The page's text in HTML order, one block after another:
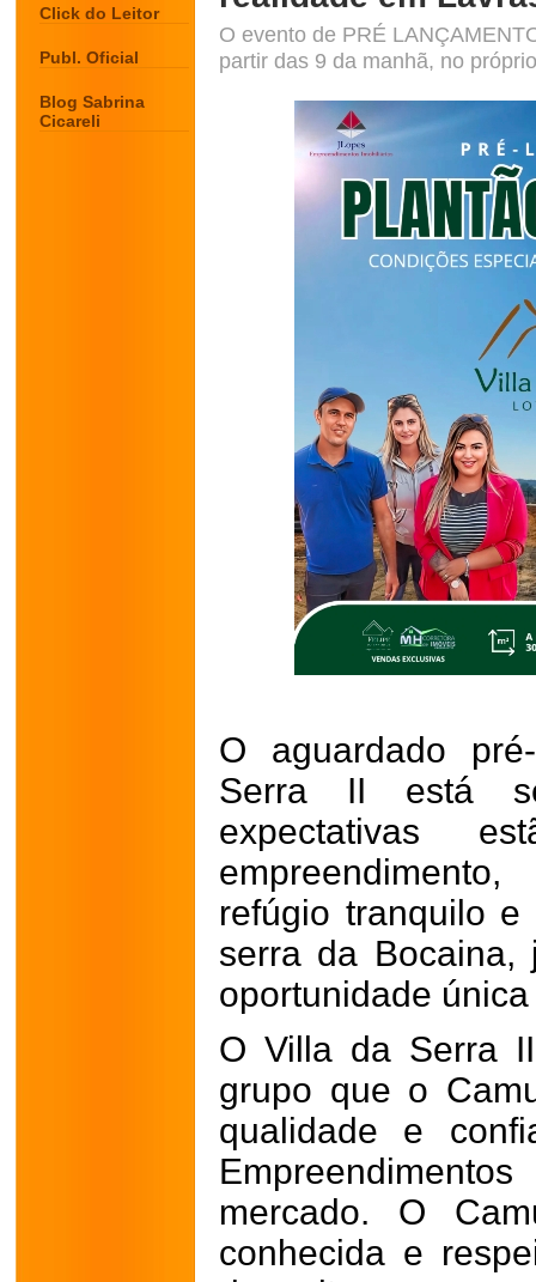
Click do Leitor
Publ. Oficial
Blog Sabrina
Cicareli
O evento de PRÉ
partir das 9 da manhã, no
O aguardado
Serra II está
expectativas
refúgio tranquilo
serra da Bocaina,
oportunidade
O Villa da Serra
grupo que o
qualidade e
mercado. O
conhecida e